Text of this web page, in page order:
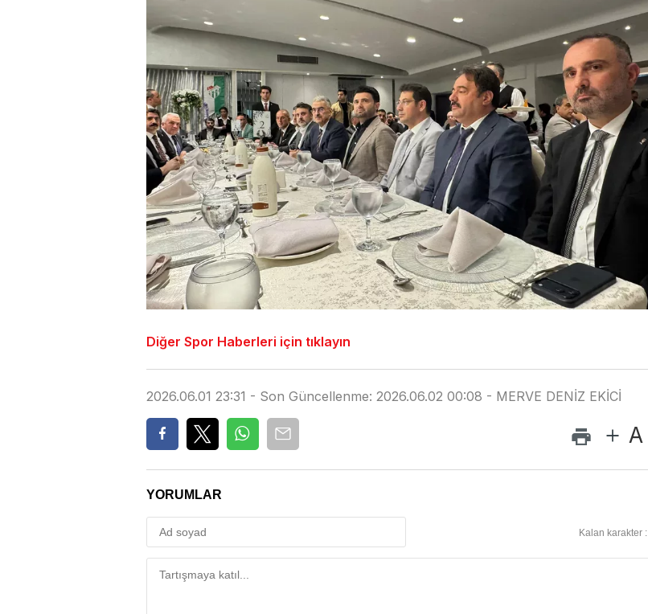
Diğer Spor Haberleri için tıklayın
2026.06.01 23:31 - Son Güncellenme: 2026.06.02 00:08 - MERVE DENİZ EKİCİ
A
YORUMLAR
Kalan karakter :